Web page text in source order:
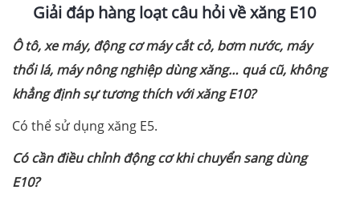
Giải đáp hàng loạt câu hỏi về xăng E10
Ô tô, xe máy, động cơ máy cắt cỏ, bơm nước, máy
thổi lá, máy nông nghiệp dùng xăng… quá cũ, không
khẳng định sự tương thích với xăng E10?
Có thể sử dụng xăng E5.
Có cần điều chỉnh động cơ khi chuyển sang dùng
E10?